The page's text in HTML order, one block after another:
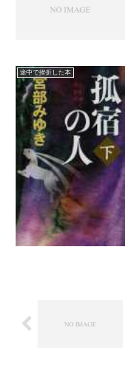
途中で挫折した本